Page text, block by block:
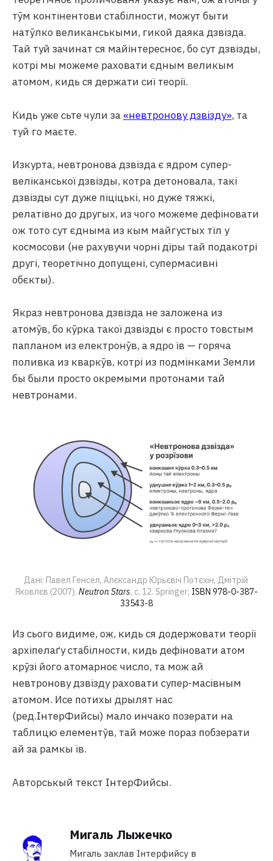
тӯм контінентови стабілности, можут быти
натӯлко великанськыми, гикой даяка дзвізда.
Тай туй зачинат ся майінтересноє, бо сут дзвізды,
котрі мы можеме раховати єдным великым
атомом, кидь ся держати сиї теорії.
Кидь уже сьте чули за «невтронову дзвізду», та
туй го маєте.
Изкурта, невтронова дзвізда є ядром супер-
веліканської дзвізды, котра детоновала, такі
дзвізды сут дуже піціцькі, но дуже тяжкі,
релатівно до другых, из чого можеме дефіновати
ож тото сут єдныма из кым майгустых тїл у
космосови (не рахувучи чорні дїры тай подакотрі
другі, теоретічно допущені, супермасивні
обєкты).
Якраз невтронова дзвізда не заложена из
атомӯв, бо кӯрка такої дзвізды є просто товстым
папланом из електронӯв, а ядро їв — горяча
поливка из кваркӯв, котрі из подмінками Земли
бы были просто окремыми протонами тай
невтронами.
Дані: Павел Генсел, Алєксандр Юрьєвіч Потєхін, Дмітрій
Яковлєв (2007). Neutron Stars, с. 12. Springer; ISBN 978-0-387-
33543-8
Из сього видиме, ож, кидь ся додержовати теорії
архіпелаґу стабілности, кидь дефіновати атом
крӯзі його атомарноє число, та мож ай
невтронову дзвізду раховати супер-масівным
атомом. Исе потихы дрылят нас
(ред.ІнтерФийсы) мало инчако позерати на
таблицю елементӯв, тай може пораз побзерати
ай за рамкы їв.
Авторськый текст ІнтерФийсы.
Мигаль Лыжечко
Мигаль заклав Інтерфийсу в